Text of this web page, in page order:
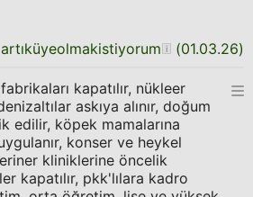
artıküyeolmakistiyorum (01.03.26)
kapatılır, nükleer
askıya alınır, doğum
edilir, köpek mamalarına
konser ve heykel
kliniklerine öncelik
kapatılır, pkk'lılara kadro